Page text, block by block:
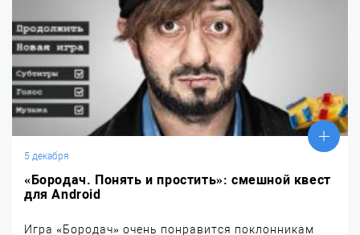
5 декабря
«Бородач. Понять и простить»: смешной квест
для Android
Игра «Бородач» очень понравится поклонникам